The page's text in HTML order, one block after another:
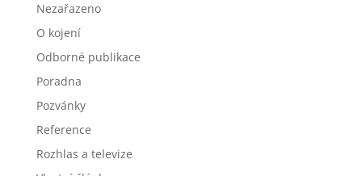
Nezařazeno
O kojení
Odborné publikace
Poradna
Pozvánky
Reference
Rozhlas a televize